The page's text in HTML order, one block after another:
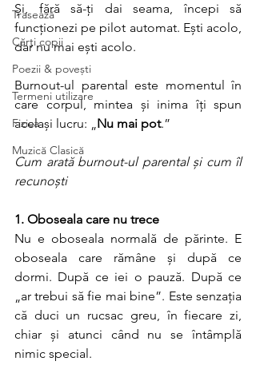
Trasează
Cărți copii
Poezii & povești
Termeni utilizare
Fizica
Muzică Clasică
Și, fără să-ți dai seama, începi să
funcționezi pe pilot automat. Ești acolo,
dar nu mai ești acolo.
Burnout-ul parental este momentul în
care corpul, mintea și inima îți spun
același lucru: „Nu mai pot.”
Cum arată burnout-ul parental și cum îl
recunoști
1. Oboseala care nu trece
Nu e oboseala normală de părinte. E
oboseala care rămâne și după ce
dormi. După ce iei o pauză. După ce
„ar trebui să fie mai bine”. Este senzația
că duci un rucsac greu, în fiecare zi,
chiar și atunci când nu se întâmplă
nimic special.